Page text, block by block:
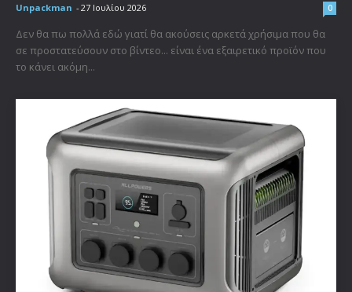
Unpackman - 27 Ιουλίου 2026 0
Δεν θα πω πολλά εδώ γιατί θα ακούσεις αρκετά χρήσιμα που θα
σε προστατεύσουν στο βίντεο... είναι ένα εξαιρετικό προϊόν που
το κάνει ακόμη...